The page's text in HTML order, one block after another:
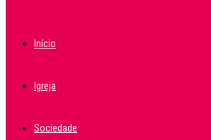
Início
Igreja
Sociedade